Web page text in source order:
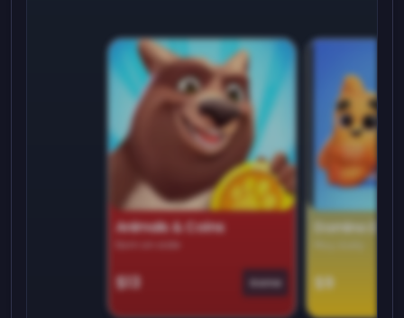
Animals & Coins
$13 Game
Domino
$9